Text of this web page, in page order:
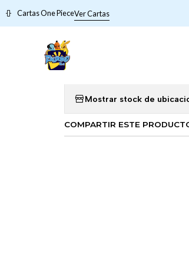
Cartas One PieceVer Cartas
ONE PIECE 0065048 EB01-048 Laboon
|
0065048
Mostrar stock de
COMPARTIR ESTE